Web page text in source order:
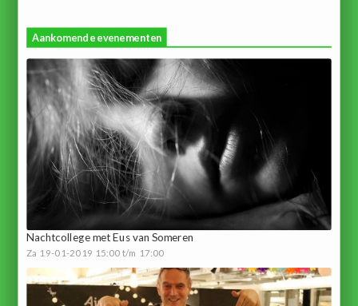
Aankomende evenementen
Nachtcollege met Eus van Someren
Za 19-01-2019 15:00 t/m 17:00